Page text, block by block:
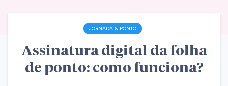
JORNADA & PONTO
Assinatura digital da folha
de ponto: como funciona?